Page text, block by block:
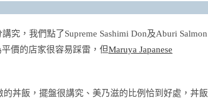
究，我們點了Supreme Sashimi Don及Aburi Salmon
價的店家很容易踩雷，但Maruya Japanese
丼飯，擺盤很講究、美乃滋的比例恰到好處，丼飯